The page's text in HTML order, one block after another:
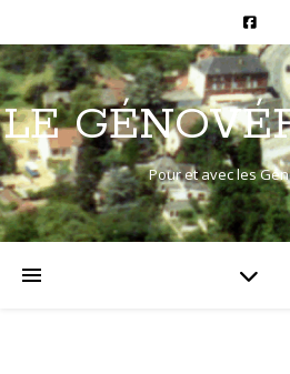
LE
Pour et avec les